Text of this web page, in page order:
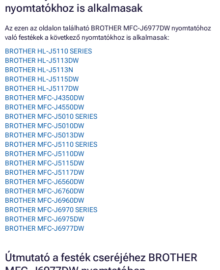
nyomtatókhoz is alkalmasak
Az ezen az oldalon található BROTHER MFC-J6977DW nyomtatóhoz
való festékek a következő nyomtatókhoz is alkalmasak:
BROTHER HL-J5110 SERIES
BROTHER HL-J5113DW
BROTHER HL-J5113N
BROTHER HL-J5115DW
BROTHER HL-J5117DW
BROTHER MFC-J4350DW
BROTHER MFC-J4550DW
BROTHER MFC-J5010 SERIES
BROTHER MFC-J5010DW
BROTHER MFC-J5013DW
BROTHER MFC-J5110 SERIES
BROTHER MFC-J5110DW
BROTHER MFC-J5115DW
BROTHER MFC-J5117DW
BROTHER MFC-J6560DW
BROTHER MFC-J6760DW
BROTHER MFC-J6960DW
BROTHER MFC-J6970 SERIES
BROTHER MFC-J6975DW
BROTHER MFC-J6977DW
Útmutató a festék cseréjéhez BROTHER